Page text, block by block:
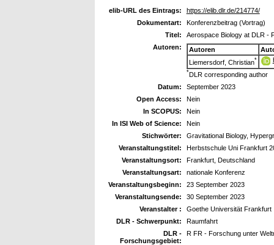
elib-URL des Eintrags:
https://elib.dlr.de/214774/
Dokumentart:
Konferenzbeitrag (Vortrag)
Titel:
Aerospace Biology at DLR -
Autoren:
Autoren
Liemersdorf, Christian*
*DLR corresponding author
Datum:
September 2023
Open Access:
Nein
In SCOPUS:
Nein
In ISI Web of Science:
Nein
Stichwörter:
Gravitational Biology,
Veranstaltungstitel:
Herbstschule Uni Frankfurt
Veranstaltungsort:
Frankfurt, Deutschland
Veranstaltungsart:
nationale Konferenz
Veranstaltungsbeginn:
23 September 2023
Veranstaltungsende:
30 September 2023
Veranstalter :
Goethe Universität Frankfurt
DLR - Schwerpunkt:
Raumfahrt
DLR -
Forschungsgebiet:
R FR - Forschung unter